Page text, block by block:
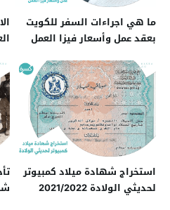
ما هي اجراءات السفر للكويت
بعقد عمل وأسعار فيزا العمل
استخراج شهادة ميلاد كمبيوتر
لحديثي الولادة 2021/2022